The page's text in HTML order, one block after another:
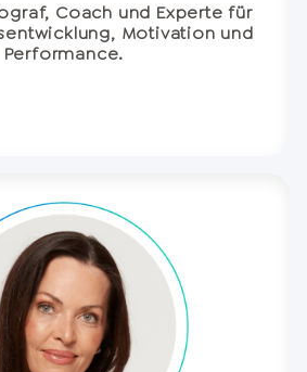
Coach und Experte für
Motivation und
Performance.